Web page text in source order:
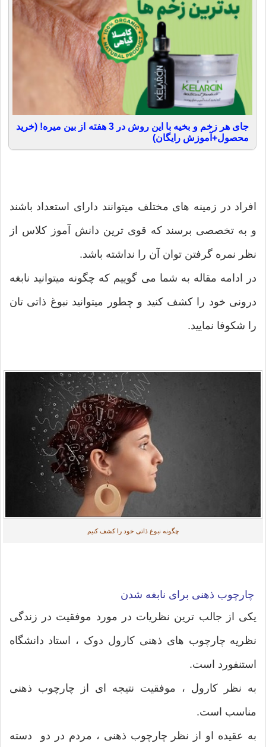
جای هر زخم و بخیه با این روش در 3 هفته از بین میره! (خرید
محصول+آموزش رایگان)
افراد در زمینه های مختلف میتوانند دارای استعداد باشند
و به تخصصی برسند که قوی ترین دانش آموز کلاس از
نظر نمره گرفتن توان آن را نداشته باشد.
در ادامه مقاله به شما می گوییم که چگونه میتوانید نابغه
درونی خود را کشف کنید و چطور میتوانید نبوغ ذاتی تان
را شکوفا نمایید.
چگونه نبوغ ذاتی خود را کشف کنیم
چارچوب ذهنی برای نابغه شدن
یکی از جالب ترین نظریات در مورد موفقیت در زندگی
نظریه چارچوب های ذهنی کارول دوک ، استاد دانشگاه
استنفورد است.
به نظر کارول ، موفقیت نتیجه ای از چارچوب ذهنی
مناسب است.
به عقیده او از نظر چارچوب ذهنی ، مردم در دو دسته